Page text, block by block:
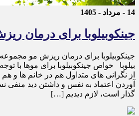
14 - مرداد - 1405
جینکوبیلوبا برای درمان
جینکوبیلوبا برای درمان ریزش مو
بیلوبا خواص جینکوبیلوبا برای موها با
از نگرانی های متداول هم در خانم ها و هم
آوردن اعتماد به نفس و داشتن دید منفی
گذار است، لازم دیدیم […]